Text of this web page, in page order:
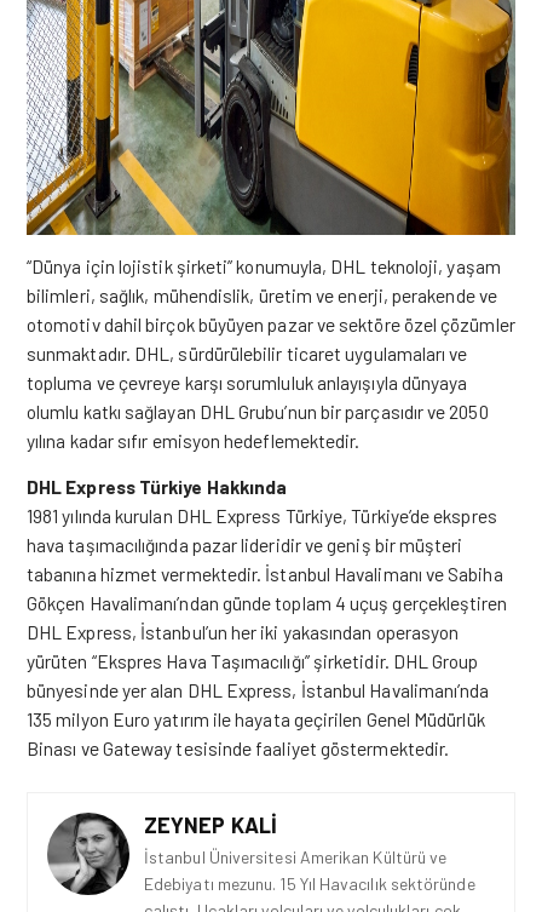
“Dünya için lojistik şirketi” konumuyla, DHL teknoloji, yaşam
bilimleri, sağlık, mühendislik, üretim ve enerji, perakende ve
otomotiv dahil birçok büyüyen pazar ve sektöre özel çözümler
sunmaktadır. DHL, sürdürülebilir ticaret uygulamaları ve
topluma ve çevreye karşı sorumluluk anlayışıyla dünyaya
olumlu katkı sağlayan DHL Grubu’nun bir parçasıdır ve 2050
yılına kadar sıfır emisyon hedeflemektedir.
DHL Express Türkiye Hakkında
1981 yılında kurulan DHL Express Türkiye, Türkiye’de ekspres
hava taşımacılığında pazar lideridir ve geniş bir müşteri
tabanına hizmet vermektedir. İstanbul Havalimanı ve Sabiha
Gökçen Havalimanı’ndan günde toplam 4 uçuş gerçekleştiren
DHL Express, İstanbul’un her iki yakasından operasyon
yürüten “Ekspres Hava Taşımacılığı” şirketidir. DHL Group
bünyesinde yer alan DHL Express, İstanbul Havalimanı’nda
135 milyon Euro yatırım ile hayata geçirilen Genel Müdürlük
Binası ve Gateway tesisinde faaliyet göstermektedir.
ZEYNEP KALI
İstanbul Üniversitesi Amerikan Kültürü ve
Edebiyatı mezunu. 15 Yıl Havacılık sektöründe